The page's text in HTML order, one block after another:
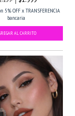
5% OFF x TRANSFERENCIA
bancaria